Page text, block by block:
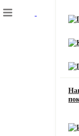
Подбор
Напольные покрытия